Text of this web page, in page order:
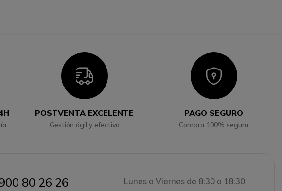
Icon
POSTVENTA EXCELENTE
Gestión ágil y efectiva
Icon
PAGO SEGURO
Compra 100% segura
80 26 26 Lunes a Viernes de 8:30 a 18:30